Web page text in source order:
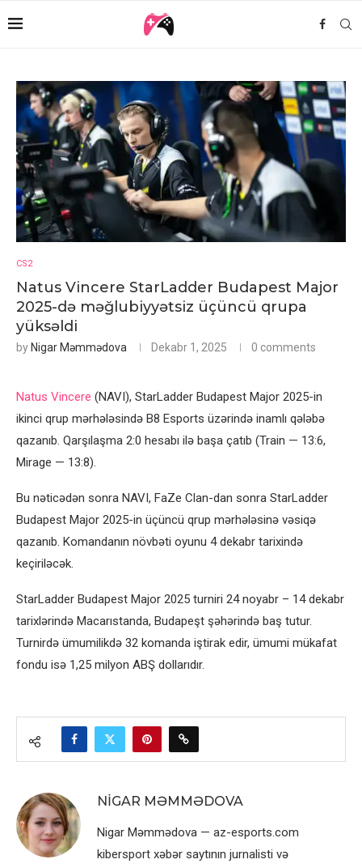
CS2
Natus Vincere StarLadder Budapest Major
2025-də məğlubiyyətsiz üçüncü qrupa
yüksəldi
by Nigar Məmmədova Dekabr 1, 2025 0 comments
Natus Vincere (NAVI), StarLadder Budapest Major 2025-in
ikinci qrup mərhələsində B8 Esports üzərində inamlı qələbə
qazanıb. Qarşılaşma 2:0 hesabı ilə başa çatıb (Train — 13:6,
Mirage — 13:8).
Bu nəticədən sonra NAVI, FaZe Clan-dan sonra StarLadder
Budapest Major 2025-in üçüncü qrup mərhələsinə vəsiqə
qazanıb. Komandanın növbəti oyunu 4 dekabr tarixində
keçiriləcək.
StarLadder Budapest Major 2025 turniri 24 noyabr – 14 dekabr
tarixlərində Macarıstanda, Budapeşt şəhərində baş tutur.
Turnirdə ümumilikdə 32 komanda iştirak edir, ümumi mükafat
fondu isə 1,25 milyon ABŞ dollarıdır.
NIGAR MƏMMƏDOVA
Nigar Məmmədova — az-esports.com
kibersport xəbər saytının jurnalisti və